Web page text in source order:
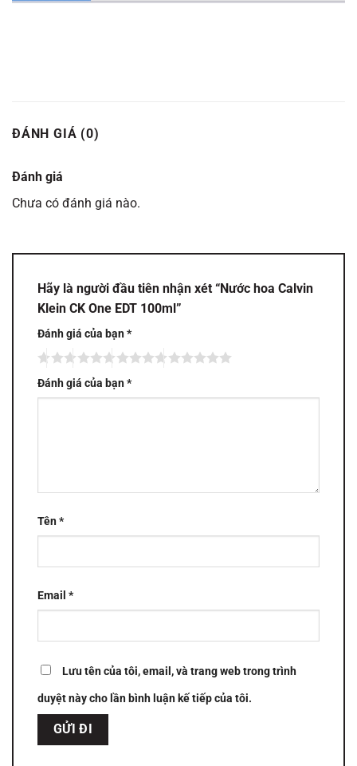
ĐÁNH GIÁ (0)
Đánh giá
Chưa có đánh giá nào.
Hãy là người đầu tiên nhận xét “Nước hoa Calvin
Klein CK One EDT 100ml”
Đánh giá của bạn*
Đánh giá của bạn*
Tên*
Email *
Lưu tên của tôi, email, và trang web trong trình
duyệt này cho lần bình luận kế tiếp của tôi.